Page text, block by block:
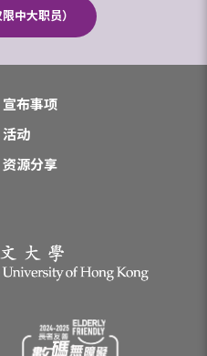
中大职员）
宣布事项
活动
资源分享